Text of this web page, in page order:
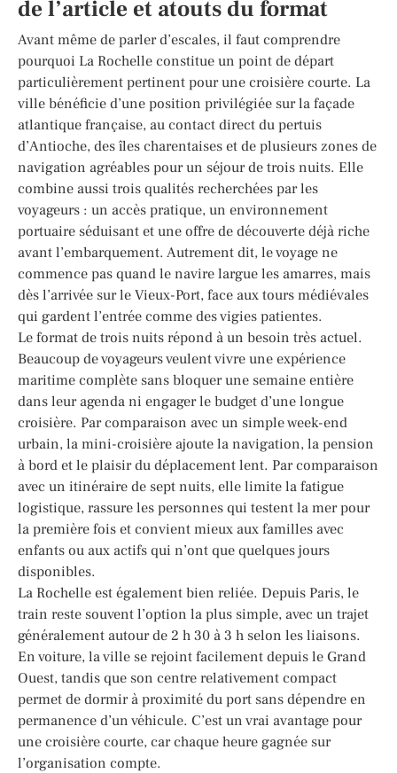
de l’article et atouts du format
Avant même de parler d’escales, il faut comprendre
pourquoi La Rochelle constitue un point de départ
particulièrement pertinent pour une croisière courte. La
ville bénéficie d’une position privilégiée sur la façade
atlantique française, au contact direct du pertuis
d’Antioche, des îles charentaises et de plusieurs zones de
navigation agréables pour un séjour de trois nuits. Elle
combine aussi trois qualités recherchées par les
voyageurs : un accès pratique, un environnement
portuaire séduisant et une offre de découverte déjà riche
avant l’embarquement. Autrement dit, le voyage ne
commence pas quand le navire largue les amarres, mais
dès l’arrivée sur le Vieux-Port, face aux tours médiévales
qui gardent l’entrée comme des vigies patientes.
Le format de trois nuits répond à un besoin très actuel.
Beaucoup de voyageurs veulent vivre une expérience
maritime complète sans bloquer une semaine entière
dans leur agenda ni engager le budget d’une longue
croisière. Par comparaison avec un simple week-end
urbain, la mini-croisière ajoute la navigation, la pension
à bord et le plaisir du déplacement lent. Par comparaison
avec un itinéraire de sept nuits, elle limite la fatigue
logistique, rassure les personnes qui testent la mer pour
la première fois et convient mieux aux familles avec
enfants ou aux actifs qui n’ont que quelques jours
disponibles.
La Rochelle est également bien reliée. Depuis Paris, le
train reste souvent l’option la plus simple, avec un trajet
généralement autour de 2 h 30 à 3 h selon les liaisons.
En voiture, la ville se rejoint facilement depuis le Grand
Ouest, tandis que son centre relativement compact
permet de dormir à proximité du port sans dépendre en
permanence d’un véhicule. C’est un vrai avantage pour
une croisière courte, car chaque heure gagnée sur
l’organisation compte.